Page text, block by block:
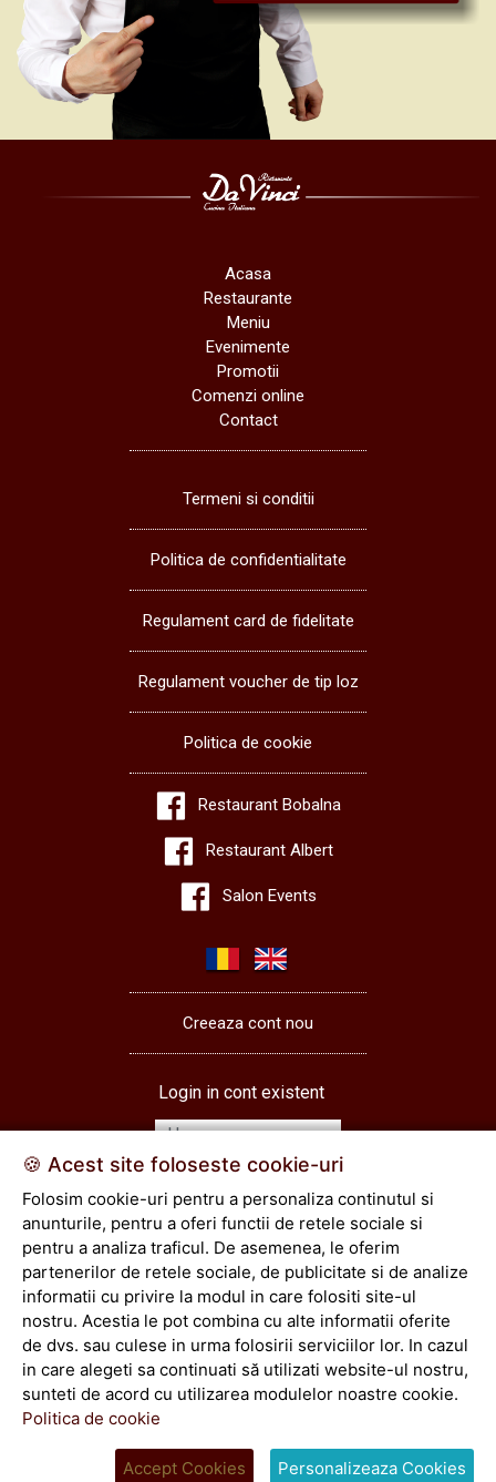
Acasa
Restaurante
Meniu
Evenimente
Promotii
Comenzi online
Contact
Termeni si conditii
Politica de confidentialitate
Regulament card de fidelitate
Regulament voucher de tip loz
Politica de cookie
Restaurant Bobalna
Restaurant Albert
Salon Events
Creeaza cont nou
Login in cont existent
Login
Vezi cos
comenzi
Toate drepturile rezervate © 2026
🍪 Acest site foloseste cookie-uri
Folosim cookie-uri pentru a personaliza continutul si
anunturile, pentru a oferi functii de retele sociale si
pentru a analiza traficul. De asemenea, le oferim
partenerilor de retele sociale, de publicitate si de analize
informatii cu privire la modul in care folositi site-ul
nostru. Acestia le pot combina cu alte informatii oferite
de dvs. sau culese in urma folosirii serviciilor lor. In cazul
in care alegeti sa continuati să utilizati website-ul nostru,
sunteti de acord cu utilizarea modulelor noastre cookie.
Politica de cookie
Accept Cookies Personalizeaza Cookies